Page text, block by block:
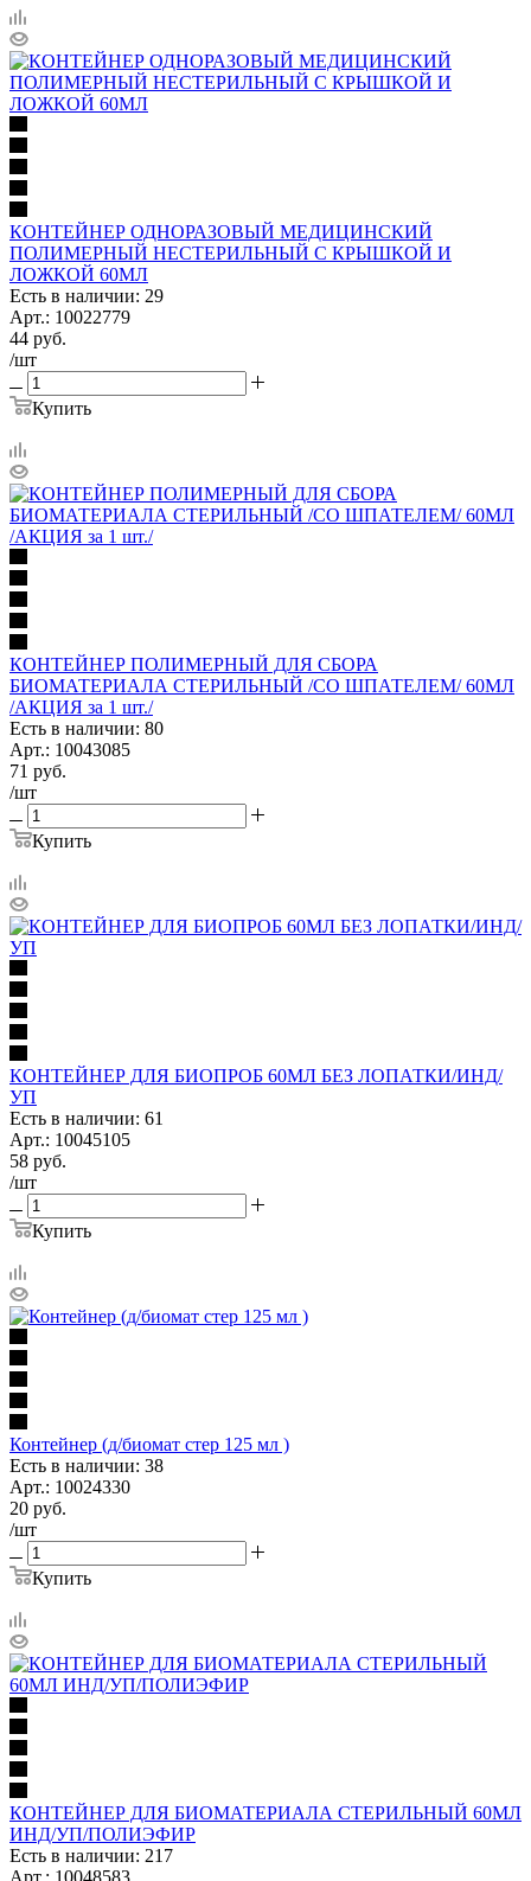
КОНТЕЙНЕР ОДНОРАЗОВЫЙ МЕДИЦИНСКИЙ
ПОЛИМЕРНЫЙ НЕСТЕРИЛЬНЫЙ С КРЫШКОЙ И
ЛОЖКОЙ 60МЛ
Есть в наличии: 29
Арт.: 10022779
44 руб.
/шт
Купить
КОНТЕЙНЕР ПОЛИМЕРНЫЙ ДЛЯ СБОРА
БИОМАТЕРИАЛА СТЕРИЛЬНЫЙ /СО ШПАТЕЛЕМ/ 60МЛ
/АКЦИЯ за 1 шт./
Есть в наличии: 80
Арт.: 10043085
71 руб.
/шт
Купить
КОНТЕЙНЕР ДЛЯ БИОПРОБ 60МЛ БЕЗ ЛОПАТКИ/ИНД/
УП
Есть в наличии: 61
Арт.: 10045105
58 руб.
/шт
Купить
Контейнер (д/биомат стер 125 мл )
Есть в наличии: 38
Арт.: 10024330
20 руб.
/шт
Купить
КОНТЕЙНЕР ДЛЯ БИОМАТЕРИАЛА СТЕРИЛЬНЫЙ 60МЛ
ИНД/УП/ПОЛИЭФИР
Есть в наличии: 217
Арт.: 10048583